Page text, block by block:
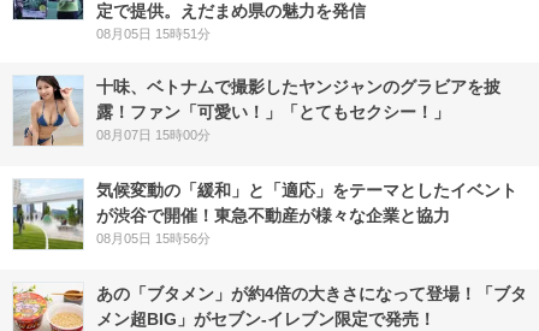
定で提供。えだまめ県の魅力を発信
08月05日 15時51分
十味、ベトナムで撮影したヤンジャンのグラビアを披
露！ファン「可愛い！」「とてもセクシー！」
08月07日 15時00分
気候変動の「緩和」と「適応」をテーマとしたイベント
が渋谷で開催！東急不動産が様々な企業と協力
08月05日 15時56分
あの「ブタメン」が約4倍の大きさになって登場！「ブタ
メン超BIG」がセブン‐イレブン限定で発売！